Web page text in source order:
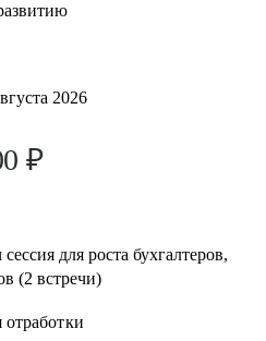
"засиделись на одном
2026
₽
для роста бухгалтеров,
(2 встречи)
отработки